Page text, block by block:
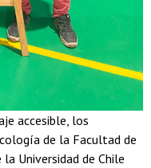
accesible, los
de la Facultad de
Universidad de Chile